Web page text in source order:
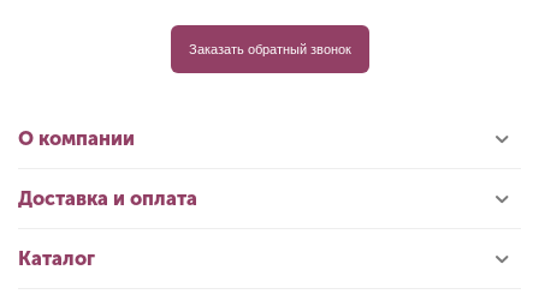
Заказать обратный звонок
О компании
Доставка и оплата
Каталог